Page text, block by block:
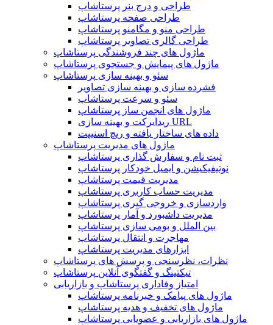
طراحی و درج بنر پرستاشاپ
طراحی صفحه پرستاشاپ
طراحی منو و مگامنو پرستاشاپ
طراحی گالری تصاویر پرستاشاپ
ماژول های چند فروشندگی پرستاشاپ
ماژول های پیمایش و جستجوی پرستاشاپ
سئو و بهینه سازی پرستاشاپ
فشرده سازی و بهینه سازی تصاویر
سئو و سرعت پرستاشاپ
ماژول های انجمن ساز پرستاشاپ
ریدایرکت و بهینه سازی URL
داده های ساختار یافته و ریچ اسنیپت
ماژول های مدیریت پرستاشاپ
ثبت نام و سفارش گذاری پرستاشاپ
نوتیفیکیشن و ایمیل خودکار پرستاشاپ
مدیریت قیمت پرستاشاپ
مدیریت حساب کاربری پرستاشاپ
واردسازی و خروجی گیری پرستاشاپ
مدیریت داشبورد و آمار پرستاشاپ
بین الملل و بومی سازی پرستاشاپ
مهاجرت و انتقال پرستاشاپ
ابزارهای مدیریت پرستاشاپ
نظرات، نظرسنجی و پرسش های پرستاشاپ
تیکتینگ و گفتگوی آنلاین پرستاشاپ
امتیاز وفاداری پرستاشاپ و بازاریابی
ماژول های پیامک و خبرنامه پرستاشاپ
ماژول های تخفیف و هدیه پرستاشاپ
ماژول های بازاریابی و عضویابی پرستاشاپ